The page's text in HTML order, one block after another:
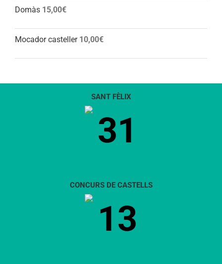
Domàs 15,00€
Mocador casteller 10,00€
SANT FÈLIX
31
CONCURS DE CASTELLS
13